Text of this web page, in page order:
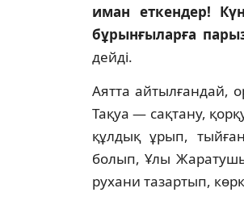
иман еткендер!
бұрынғыларға
дейдi.
Аятта айтылғандай,
Тақуа — сақтану,
құлдық ұрып,
болып, Ұлы
рухани тазартып,